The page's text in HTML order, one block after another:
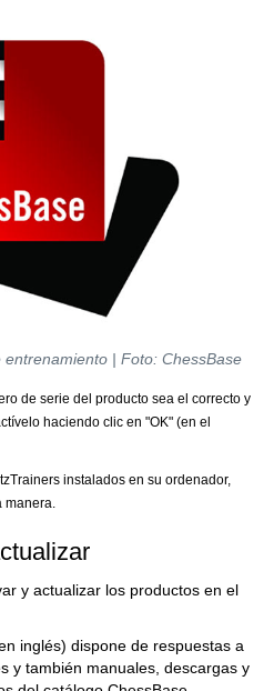
| Foto: ChessBase
de serie del producto sea el correcto y
haciendo clic en "OK" (en el
instalados en su ordenador,
manera.
y actualizar los productos en el
inglés) dispone de respuestas a
y también manuales, descargas y